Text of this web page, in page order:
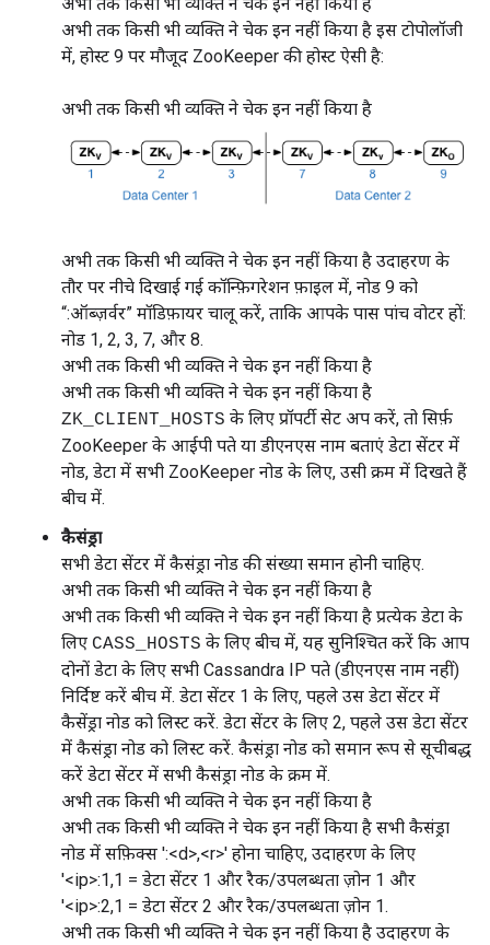
अभी तक किसी भी व्यक्ति ने चेक इन नहीं किया है इस टोपोलॉजी
में, होस्ट 9 पर मौजूद ZooKeeper की होस्ट ऐसी है:
अभी तक किसी भी व्यक्ति ने चेक इन नहीं किया है
अभी तक किसी भी व्यक्ति ने चेक इन नहीं किया है उदाहरण के
तौर पर नीचे दिखाई गई कॉन्फ़िगरेशन फ़ाइल में, नोड 9 को
“:ऑब्ज़र्वर” मॉडिफ़ायर चालू करें, ताकि आपके पास पांच वोटर हों:
नोड 1, 2, 3, 7, और 8.
अभी तक किसी भी व्यक्ति ने चेक इन नहीं किया है
अभी तक किसी भी व्यक्ति ने चेक इन नहीं किया है
ZK_CLIENT_HOSTS के लिए प्रॉपर्टी सेट अप करें, तो सिर्फ़
ZooKeeper के आईपी पते या डीएनएस नाम बताएं डेटा सेंटर में
नोड, डेटा में सभी ZooKeeper नोड के लिए, उसी क्रम में दिखते हैं
बीच में.
कैसंड्रा
सभी डेटा सेंटर में कैसंड्रा नोड की संख्या समान होनी चाहिए.
अभी तक किसी भी व्यक्ति ने चेक इन नहीं किया है
अभी तक किसी भी व्यक्ति ने चेक इन नहीं किया है प्रत्येक डेटा के
लिए CASS_HOSTS के लिए बीच में, यह सुनिश्चित करें कि आप
दोनों डेटा के लिए सभी Cassandra IP पते (डीएनएस नाम नहीं)
निर्दिष्ट करें बीच में. डेटा सेंटर 1 के लिए, पहले उस डेटा सेंटर में
कैसेंड्रा नोड को लिस्ट करें. डेटा सेंटर के लिए 2, पहले उस डेटा सेंटर
में कैसंड्रा नोड को लिस्ट करें. कैसंड्रा नोड को समान रूप से सूचीबद्ध
करें डेटा सेंटर में सभी कैसंड्रा नोड के क्रम में.
अभी तक किसी भी व्यक्ति ने चेक इन नहीं किया है
अभी तक किसी भी व्यक्ति ने चेक इन नहीं किया है सभी कैसंड्रा
नोड में सफ़िक्स ':<d>,<r>' होना चाहिए, उदाहरण के लिए
'<ip>:1,1 = डेटा सेंटर 1 और रैक/उपलब्धता ज़ोन 1 और
'<ip>:2,1 = डेटा सेंटर 2 और रैक/उपलब्धता ज़ोन 1.
अभी तक किसी भी व्यक्ति ने चेक इन नहीं किया है उदाहरण के